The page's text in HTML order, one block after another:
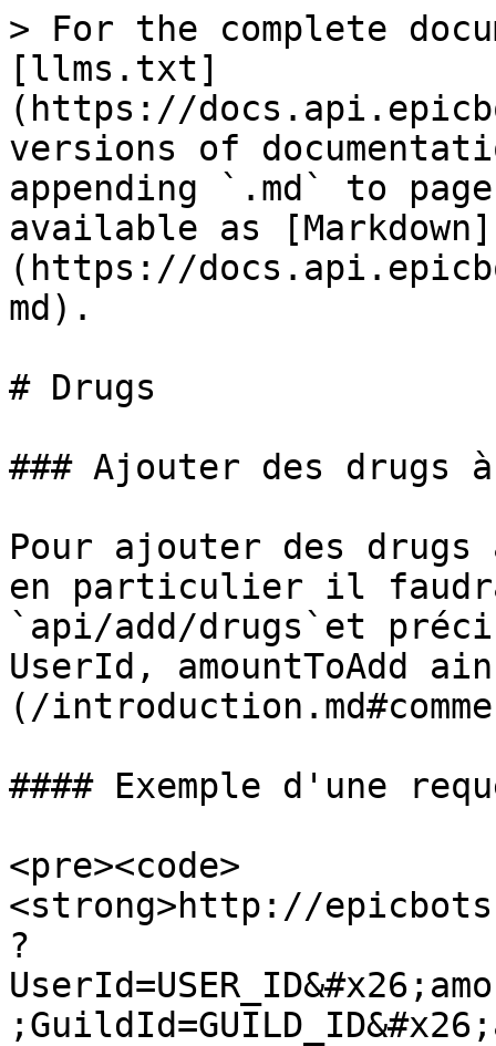
> For the complete
[llms.txt]
(https://
versions of
appending `.md` to
available as [Markdown]
(https://
md).
# Drugs
### Ajouter des
Pour ajouter des
en particulier il
`api/add/drugs`et
UserId, amountToAdd
(/
#### Exemple d'une
<pre><code>
<strong>http://
?